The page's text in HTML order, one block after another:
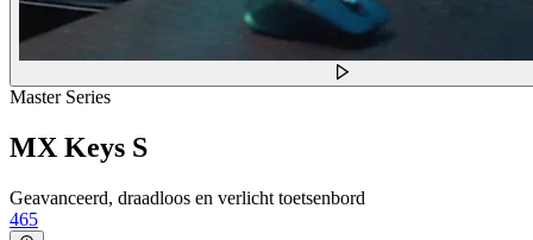
Master Series
MX Keys S
Geavanceerd, draadloos en verlicht toetsenbord
465